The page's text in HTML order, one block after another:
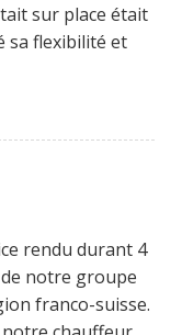
sur place était
sa flexibilité et
rendu durant 4
notre groupe
franco-suisse.